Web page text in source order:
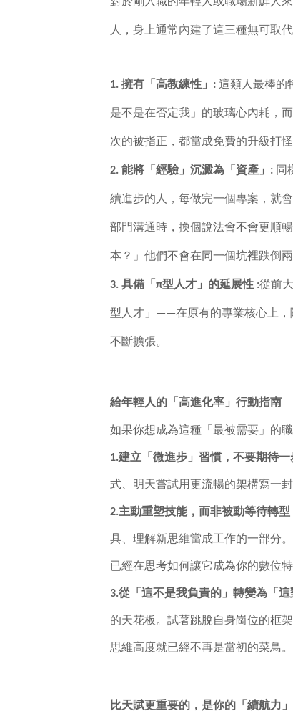
對於剛入職的年輕人或職場新鮮人
人，身上通常內建了這三種無可取代
1. 擁有「高教練性」: 這類人最棒的
是不是在否定我」的玻璃心內耗，
次的被指正，都當成免費的升級打怪
2. 能將「經驗」沉澱為「資產」: 同
續進步的人，每做完一個專案，就
部門溝通時，換個說法會不會更順
本？」他們不會在同一個坑裡跌倒
3. 具備「π型人才」的延展性 :從前
型人才」——在原有的專業核心上，
不斷擴張。
給年輕人的「高進化率」行動指南
如果你想成為這種「最被需要」的
1.建立「微進步」習慣，不要期待一
式、明天嘗試用更流暢的架構寫一
2.主動重塑技能，而非被動等待轉型
具、理解新思維當成工作的一部分
已經在思考如何讓它成為你的數位特
3.從「這不是我負責的」轉變為「這
的天花板。試著跳脫自身崗位的框
思維高度就已經不再是當初的菜鳥。
比天賦更重要的，是你的「續航力」